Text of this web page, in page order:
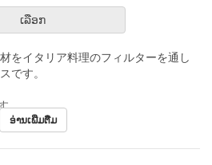
ເລືອກ
をイタリア料理のフィルターを通し
です。
。
ຄ່ຳອ່ານເພີ່ມຕື່ມ